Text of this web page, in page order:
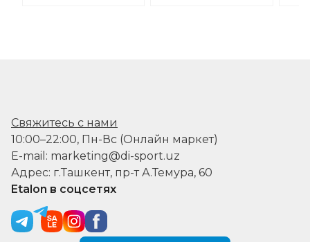
Свяжитесь с нами
10:00–22:00, Пн-Вс (Онлайн маркет)
E-mail: marketing@di-sport.uz
Адрес: г.Ташкент, пр-т А.Темура, 60
Etalon в соцсетях